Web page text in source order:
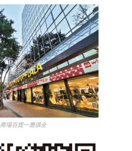
商場百貨一應俱全